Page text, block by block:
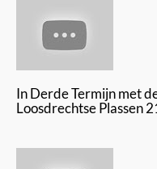
In Derde Termijn met
Loosdrechtse Plassen